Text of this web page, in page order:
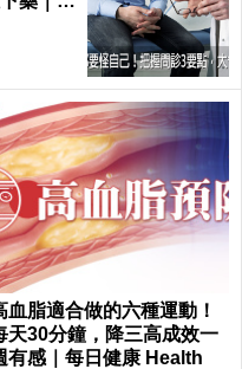
血脂適合做的六種運動！
天30分鐘，降三高成效一
有感｜每日健康 Health